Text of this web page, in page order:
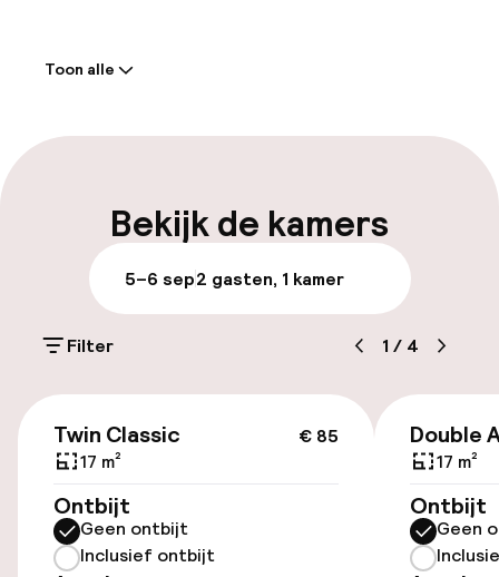
Express check-in mogelijk
Meertalige medewerkers
Bagageruimte
Parkeergelegenheid op eigen terrein
(buiten)
Parkeergelegenheid op eigen terrein
(binnen)
Toon alle
Bekijk de kamers
5–6 sep2 gasten, 1 kamer
Filter 1 / 4
€ 85
Twin Classic
17 m²
Ontbijt
Geen ontbijt
Inclusief ontbijt
Double
17 m²
Ontbijt
Geen